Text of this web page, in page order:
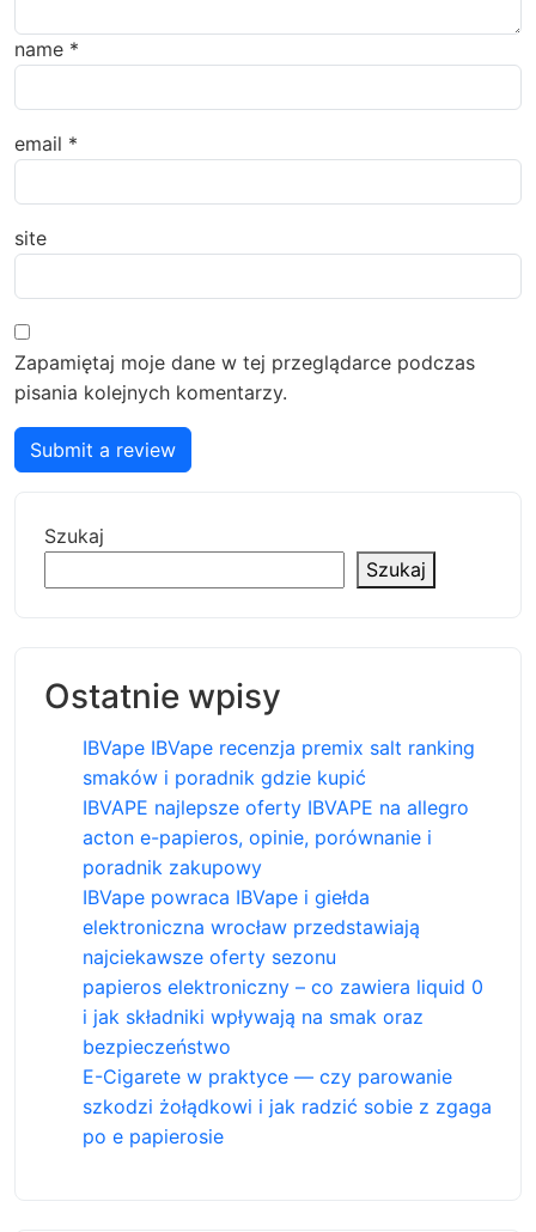
name *
email *
site
Zapamiętaj moje dane w tej przeglądarce podczas
pisania kolejnych komentarzy.
Submit a review
Szukaj
Szukaj
Ostatnie wpisy
IBVape IBVape recenzja premix salt ranking
smaków i poradnik gdzie kupić
IBVAPE najlepsze oferty IBVAPE na allegro
acton e-papieros, opinie, porównanie i
poradnik zakupowy
IBVape powraca IBVape i giełda
elektroniczna wrocław przedstawiają
najciekawsze oferty sezonu
papieros elektroniczny – co zawiera liquid 0
i jak składniki wpływają na smak oraz
bezpieczeństwo
E-Cigarete w praktyce — czy parowanie
szkodzi żołądkowi i jak radzić sobie z zgaga
po e papierosie